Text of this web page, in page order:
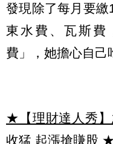
發現除了每月要
東水費、瓦斯費
費」，她擔心自己
★【理財達人秀
收猛 起漲搶賺股